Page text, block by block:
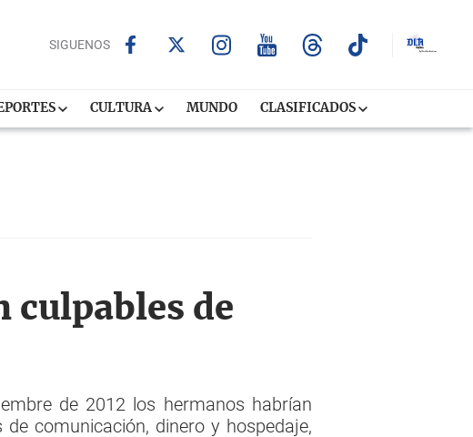
SIGUENOS
CULTURA MUNDO CLASIFICADOS
culpables de
de 2012 los hermanos habrían
comunicación, dinero y hospedaje,